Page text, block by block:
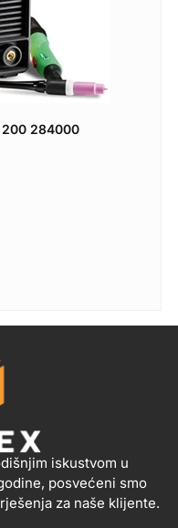
200 284000
iskustvom u
posvećeni smo
za naše klijente.